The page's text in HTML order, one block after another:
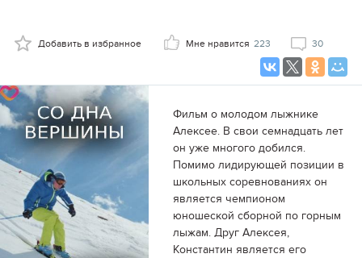
Добавить в избранное Мне нравится 223 30
Фильм о молодом лыжнике
Алексее. В свои семнадцать лет
он уже многого добился.
Помимо лидирующей позиции в
школьных соревнованиях он
является чемпионом
юношеской сборной по горным
лыжам. Друг Алексея,
Константин является его